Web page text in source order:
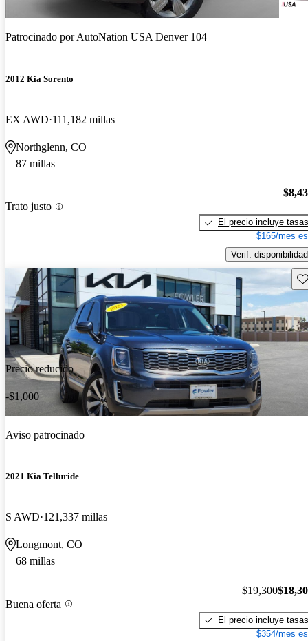
Patrocinado porAutoNation USA Denver 104
2012 Kia Sorento
EX AWD 111,182 millas
Northglenn, CO
87 millas
Trato justo
El precio incluye tasas
$165/mes
Verif. disponibilidad
Precio reducido
-$1,000
Aviso patrocinado
2021 Kia Telluride
S AWD 121,337 millas
Longmont, CO
68 millas
Buena oferta
$19,300
El precio incluye tasas
$354/mes